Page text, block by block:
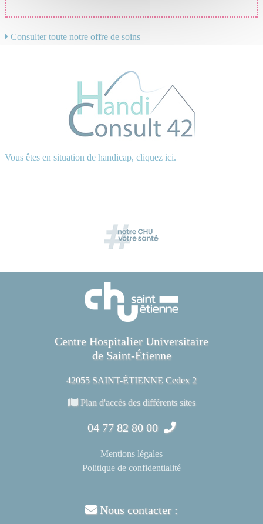
Consulter toute notre offre de soins
Vous êtes en situation de handicap, cliquez ici.
Centre Hospitalier Universitaire
de Saint-Étienne
42055 SAINT-ÉTIENNE Cedex 2
Plan d'accès des différents sites
04 77 82 80 00
Mentions légales
Politique de confidentialité
Nous contacter :